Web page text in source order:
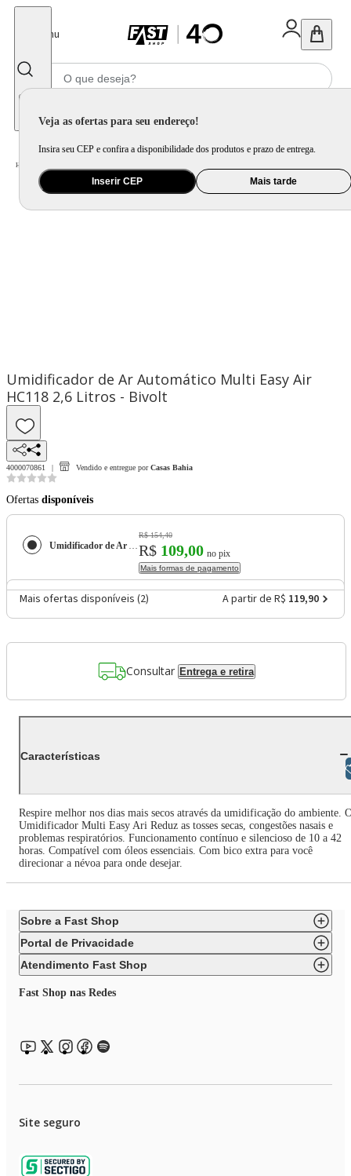
Menu
Veja as ofertas para seu endereço!
Insira seu CEP e confira a disponibilidade dos produtos e prazo de entrega.
Inserir CEP Mais tarde
Home
Umidificador de Ar Automático Multi Easy Air
HC118 2,6 Litros - Bivolt
4000070861 Vendido e entregue por Casas Bahia
Ofertas disponíveis
Umidificador de Ar Automático Multi Easy Air HC118 2,6 Litros - Bivolt
R$ 154,40
R$ 109,00 no pix
Mais formas de pagamento
Mais ofertas disponíveis (2) A partir de R$ 119,90
Consultar Entrega e retira
Características
Respire melhor nos dias mais secos através da umidificação do ambiente.
Umidificador Multi Easy Ari Reduz as tosses secas, congestões nasais e
problemas respiratórios. Funcionamento contínuo e silencioso de 10 a 42
horas. Compatível com óleos essenciais. Com bico extra para você
direcionar a névoa para onde desejar.
Sobre a Fast Shop
Portal de Privacidade
Atendimento Fast Shop
Fast Shop nas Redes
Site seguro